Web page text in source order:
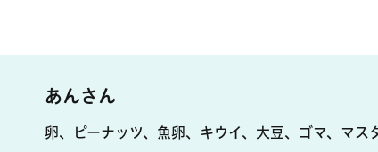
あんさん
卵、ピーナッツ、魚卵、キウイ、大豆、ゴマ、マス